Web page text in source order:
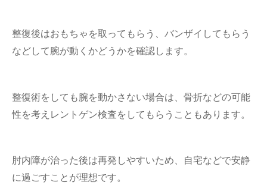
整復後はおもちゃを取ってもらう、バンザイしてもらう
などして腕が動くかどうかを確認します。
整復術をしても腕を動かさない場合は、骨折などの可能
性を考えレントゲン検査をしてもらうこともあります。
肘内障が治った後は再発しやすいため、自宅などで安静
に過ごすことが理想です。